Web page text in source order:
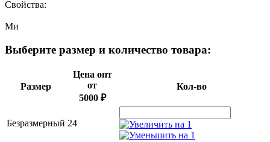
Свойства:
Ми
Выберите размер и количество товара:
Размер
Цена опт
от
5000 ₽
Кол-во
Безразмерный 24